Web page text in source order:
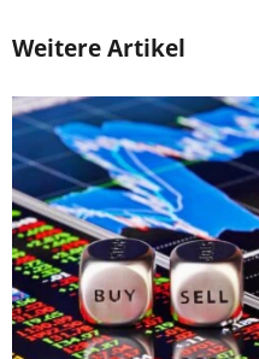
Weitere Artikel